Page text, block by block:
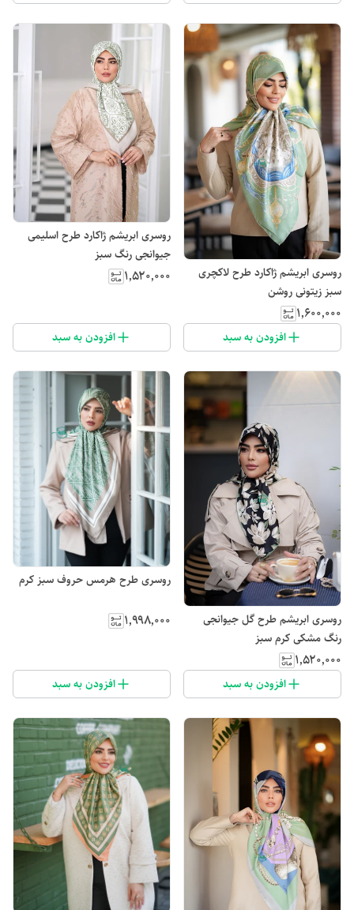
روسری ابریشم ژاکارد طرح لاکچری
سبز زیتونی روشن
۱٬۶۰۰٬۰۰۰
افزودن به سبد
روسری ابریشم ژاکارد طرح اسلیمی
جیوانجی رنگ سبز
۱٬۵۲۰٬۰۰۰
افزودن به سبد
روسری ابریشم طرح گل جیوانجی
رنگ مشکی کرم سبز
۱٬۵۲۰٬۰۰۰
افزودن به سبد
روسری طرح هرمس حروف سبز کرم
۱٬۹۹۸٬۰۰۰
افزودن به سبد